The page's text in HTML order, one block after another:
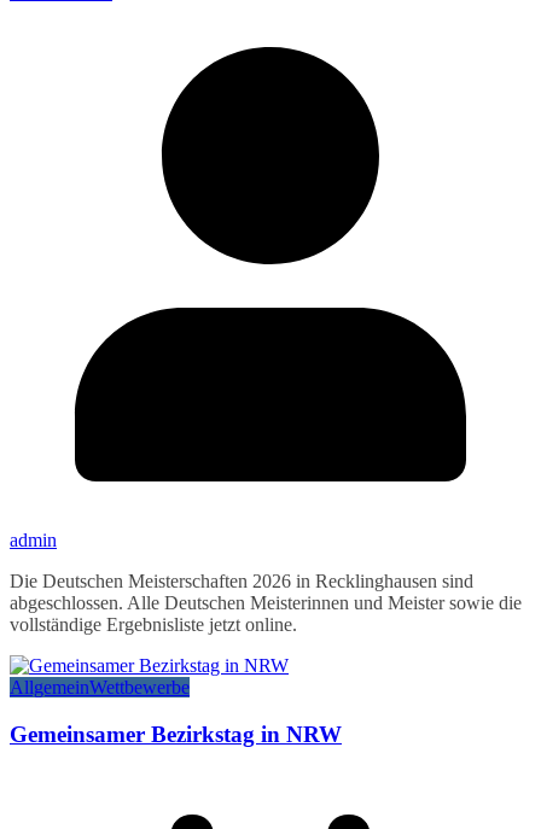
admin
Die Deutschen Meisterschaften 2026 in Recklinghausen sind
abgeschlossen. Alle Deutschen Meisterinnen und Meister sowie die
vollständige Ergebnisliste jetzt online.
AllgemeinWettbewerbe
Gemeinsamer Bezirkstag in NRW